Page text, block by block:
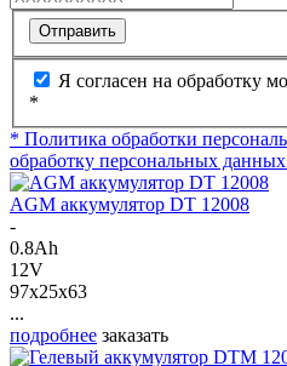
Отправить
Я согласен на обработку моих персональных данных
*
* Политика обработки
обработку персональных
AGM аккумулятор DT 12008
-
0.8Ah
12V
97x25x63
...
подробнее заказать